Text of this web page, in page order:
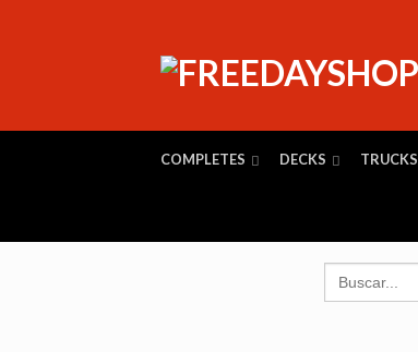
COMPLETES DECKS TRUCKS
Search
for: